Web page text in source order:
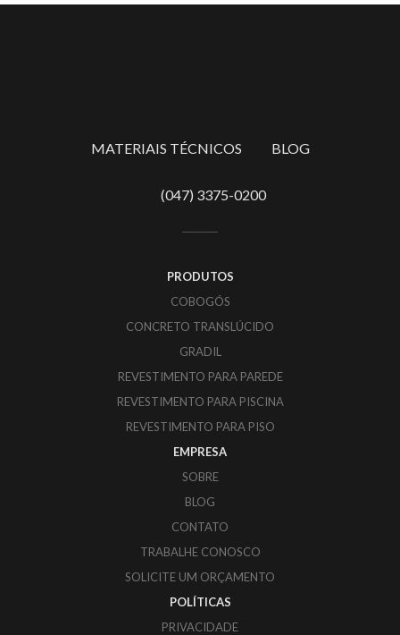
MATERIAIS TÉCNICOS BLOG
(047) 3375-0200
PRODUTOS
COBOGÓS
CONCRETO TRANSLÚCIDO
GRADIL
REVESTIMENTO PARA PAREDE
REVESTIMENTO PARA PISCINA
REVESTIMENTO PARA PISO
EMPRESA
SOBRE
BLOG
CONTATO
TRABALHE CONOSCO
SOLICITE UM ORÇAMENTO
POLÍTICAS
PRIVACIDADE